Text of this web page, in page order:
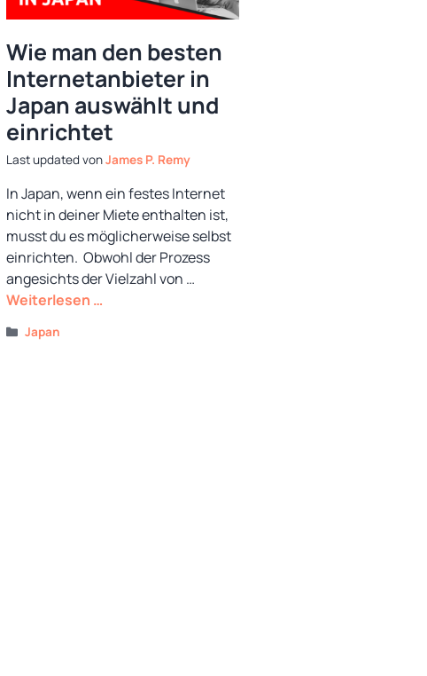
Wie man den besten
Internetanbieter in
Japan auswählt und
einrichtet
vonJames P. Remy
In Japan, wenn ein festes Internet
nicht in deiner Miete enthalten ist,
musst du es möglicherweise selbst
einrichten. Obwohl der Prozess
angesichts der Vielzahl von …
Weiterlesen …
Kategorien
Japan